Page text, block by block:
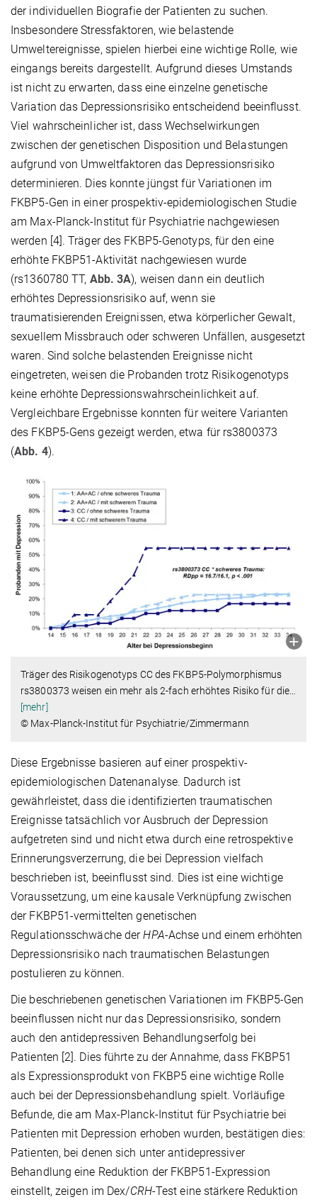
der individuellen Biografie der Patienten zu suchen.
Insbesondere Stressfaktoren, wie belastende
Umweltereignisse, spielen hierbei eine wichtige Rolle, wie
eingangs bereits dargestellt. Aufgrund dieses Umstands
ist nicht zu erwarten, dass eine einzelne genetische
Variation das Depressionsrisiko entscheidend beeinflusst.
Viel wahrscheinlicher ist, dass Wechselwirkungen
zwischen der genetischen Disposition und Belastungen
aufgrund von Umweltfaktoren das Depressionsrisiko
determinieren. Dies konnte jüngst für Variationen im
FKBP5-Gen in einer prospektiv-epidemiologischen Studie
am Max-Planck-Institut für Psychiatrie nachgewiesen
werden [4]. Träger des FKBP5-Genotyps, für den eine
erhöhte FKBP51-Aktivität nachgewiesen wurde
(rs1360780 TT, Abb. 3A), weisen dann ein deutlich
erhöhtes Depressionsrisiko auf, wenn sie
traumatisierenden Ereignissen, etwa körperlicher Gewalt,
sexuellem Missbrauch oder schweren Unfällen, ausgesetzt
waren. Sind solche belastenden Ereignisse nicht
eingetreten, weisen die Probanden trotz Risikogenotyps
keine erhöhte Depressionswahrscheinlichkeit auf.
Vergleichbare Ergebnisse konnten für weitere Varianten
des FKBP5-Gens gezeigt werden, etwa für rs3800373
(Abb. 4).
Träger des Risikogenotyps CC des FKBP5-Polymorphismus
rs3800373 weisen ein mehr als 2-fach erhöhtes Risiko für die…
[mehr]
© Max-Planck-Institut für Psychiatrie/Zimmermann
Diese Ergebnisse basieren auf einer prospektiv-
epidemiologischen Datenanalyse. Dadurch ist
gewährleistet, dass die identifizierten traumatischen
Ereignisse tatsächlich vor Ausbruch der Depression
aufgetreten sind und nicht etwa durch eine retrospektive
Erinnerungsverzerrung, die bei Depression vielfach
beschrieben ist, beeinflusst sind. Dies ist eine wichtige
Voraussetzung, um eine kausale Verknüpfung zwischen
der FKBP51-vermittelten genetischen
Regulationsschwäche derHPA-Achse und einem erhöhten
Depressionsrisiko nach traumatischen Belastungen
postulieren zu können.
Die beschriebenen genetischen Variationen im FKBP5-Gen
beeinflussen nicht nur das Depressionsrisiko, sondern
auch den antidepressiven Behandlungserfolg bei
Patienten [2]. Dies führte zu der Annahme, dass FKBP51
als Expressionsprodukt von FKBP5 eine wichtige Rolle
auch bei der Depressionsbehandlung spielt. Vorläufige
Befunde, die am Max-Planck-Institut für Psychiatrie bei
Patienten mit Depression erhoben wurden, bestätigen dies:
Patienten, bei denen sich unter antidepressiver
Behandlung eine Reduktion der FKBP51-Expression
einstellt, zeigen im Dex/CRH-Test eine stärkere Reduktion